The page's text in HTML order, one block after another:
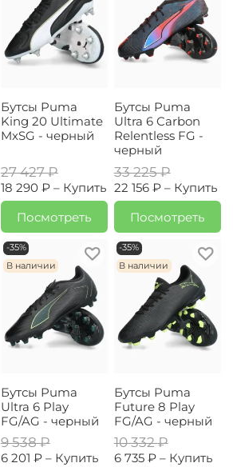
Бутсы Puma
King 20 Ultimate
MxSG - черный
27 427 ₽
18 290 ₽ – Купить
Посмотреть
Бутсы Puma
Ultra 6 Carbon
Relentless FG -
черный
33 225 ₽
22 156 ₽ – Купить
Посмотреть
-35%
В наличии
Бутсы Puma
Ultra 6 Play
FG/AG - черный
9 538 ₽
6 201 ₽ – Купить
-35%
В наличии
Бутсы Puma
Future 8 Play
FG/AG - черный
10 332 ₽
6 735 ₽ – Купить